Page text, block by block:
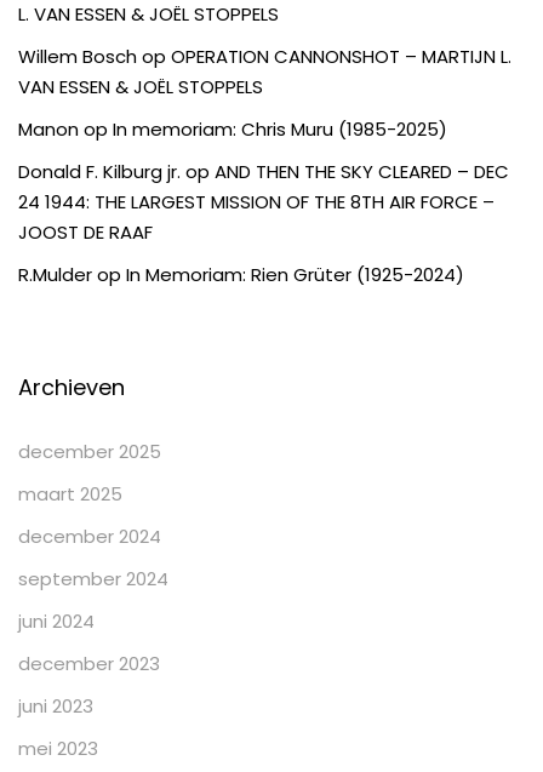
L. VAN ESSEN & JOËL STOPPELS
Willem Boschop OPERATION CANNONSHOT – MARTIJN L.
VAN ESSEN & JOËL STOPPELS
Manonop In memoriam: Chris Muru (1985-2025)
Donald F. Kilburg jr. op AND THEN THE SKY CLEARED – DEC
24 1944: THE LARGEST MISSION OF THE 8TH AIR FORCE –
JOOST DE RAAF
R.Mulderop In Memoriam: Rien Grüter (1925-2024)
Archieven
december 2025
maart 2025
december 2024
september 2024
juni 2024
december 2023
juni 2023
mei 2023